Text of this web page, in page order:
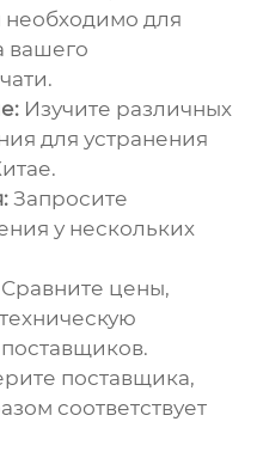
необходимо для
вашего
Изучите различных
для устранения
.
Запросите
у нескольких
Сравните цены,
поставщика,
соответствует